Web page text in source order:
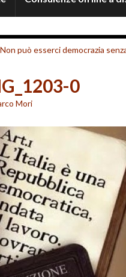
Non può esserci democrazia
0
Mori